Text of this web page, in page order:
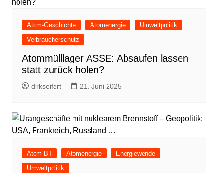
Atom-Geschichte Atomenergie
Umweltpolitik
Verbraucherschutz
Atommülllager ASSE: Absaufen lassen
statt zurück holen?
dirkseifert 21. Juni 2025
Atom-BT Atomenergie
Energiewende
Umweltpolitik